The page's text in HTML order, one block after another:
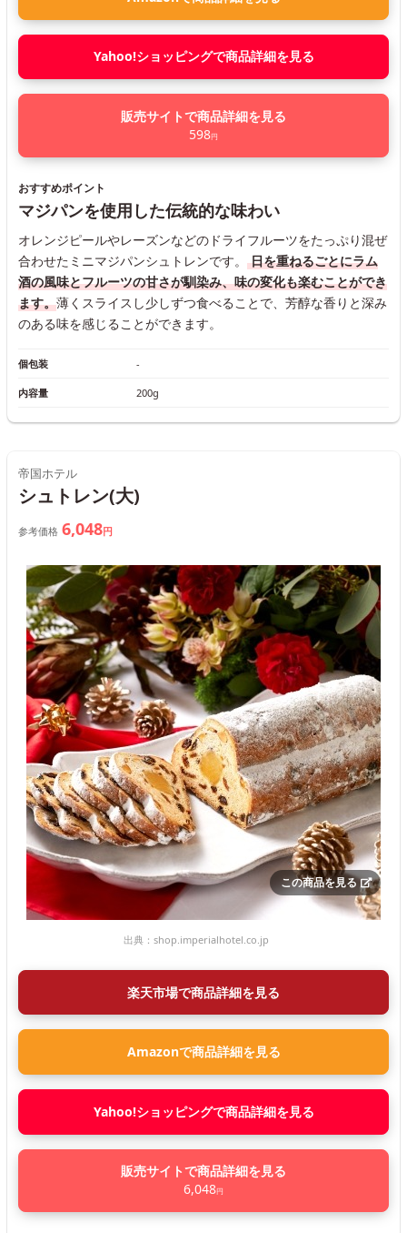
Yahoo!ショッピングで商品詳細を見る
販売サイトで商品詳細を見る
598円
おすすめポイント
マジパンを使用した伝統的な味わい
オレンジピールやレーズンなどのドライフルーツをたっぷり混ぜ
合わせたミニマジパンシュトレンです。 日を重ねるごとにラム
酒の風味とフルーツの甘さが馴染み、味の変化も楽むことができ
ます。薄くスライスし少しずつ食べることで、芳醇な香りと深み
のある味を感じることができます。
個包装 -
内容量 200g
帝国ホテル
シュトレン(大)
参考価格 6,048円
この商品を見る
出典： shop.imperialhotel.co.jp
楽天市場で商品詳細を見る
Amazonで商品詳細を見る
Yahoo!ショッピングで商品詳細を見る
販売サイトで商品詳細を見る
6,048円